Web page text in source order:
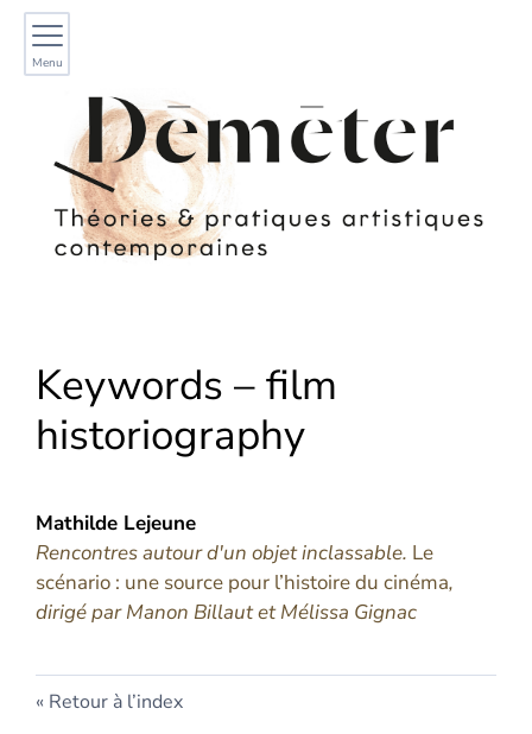
Menu
Keywords – film
historiography
Mathilde Lejeune
Rencontres autour d'un objet inclassable. Le
scénario : une source pour l’histoire du cinéma,
dirigé par Manon Billaut et Mélissa Gignac
Retour à l’index